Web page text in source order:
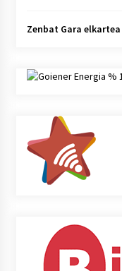
Zenbat Gara elkartea